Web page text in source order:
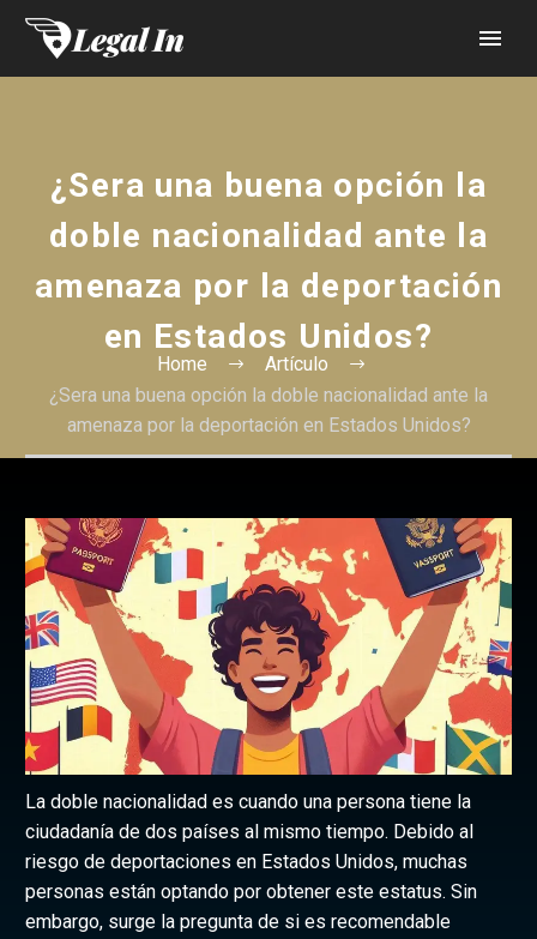
¿Sera una buena opción la
doble nacionalidad ante la
amenaza por la deportación
en Estados Unidos?
Home
Artículo
¿Sera una buena opción la doble nacionalidad ante la
amenaza por la deportación en Estados Unidos?
La doble nacionalidad es cuando una persona tiene la
ciudadanía de dos países al mismo tiempo. Debido al
riesgo de deportaciones en Estados Unidos, muchas
personas están optando por obtener este estatus. Sin
embargo, surge la pregunta de si es recomendable